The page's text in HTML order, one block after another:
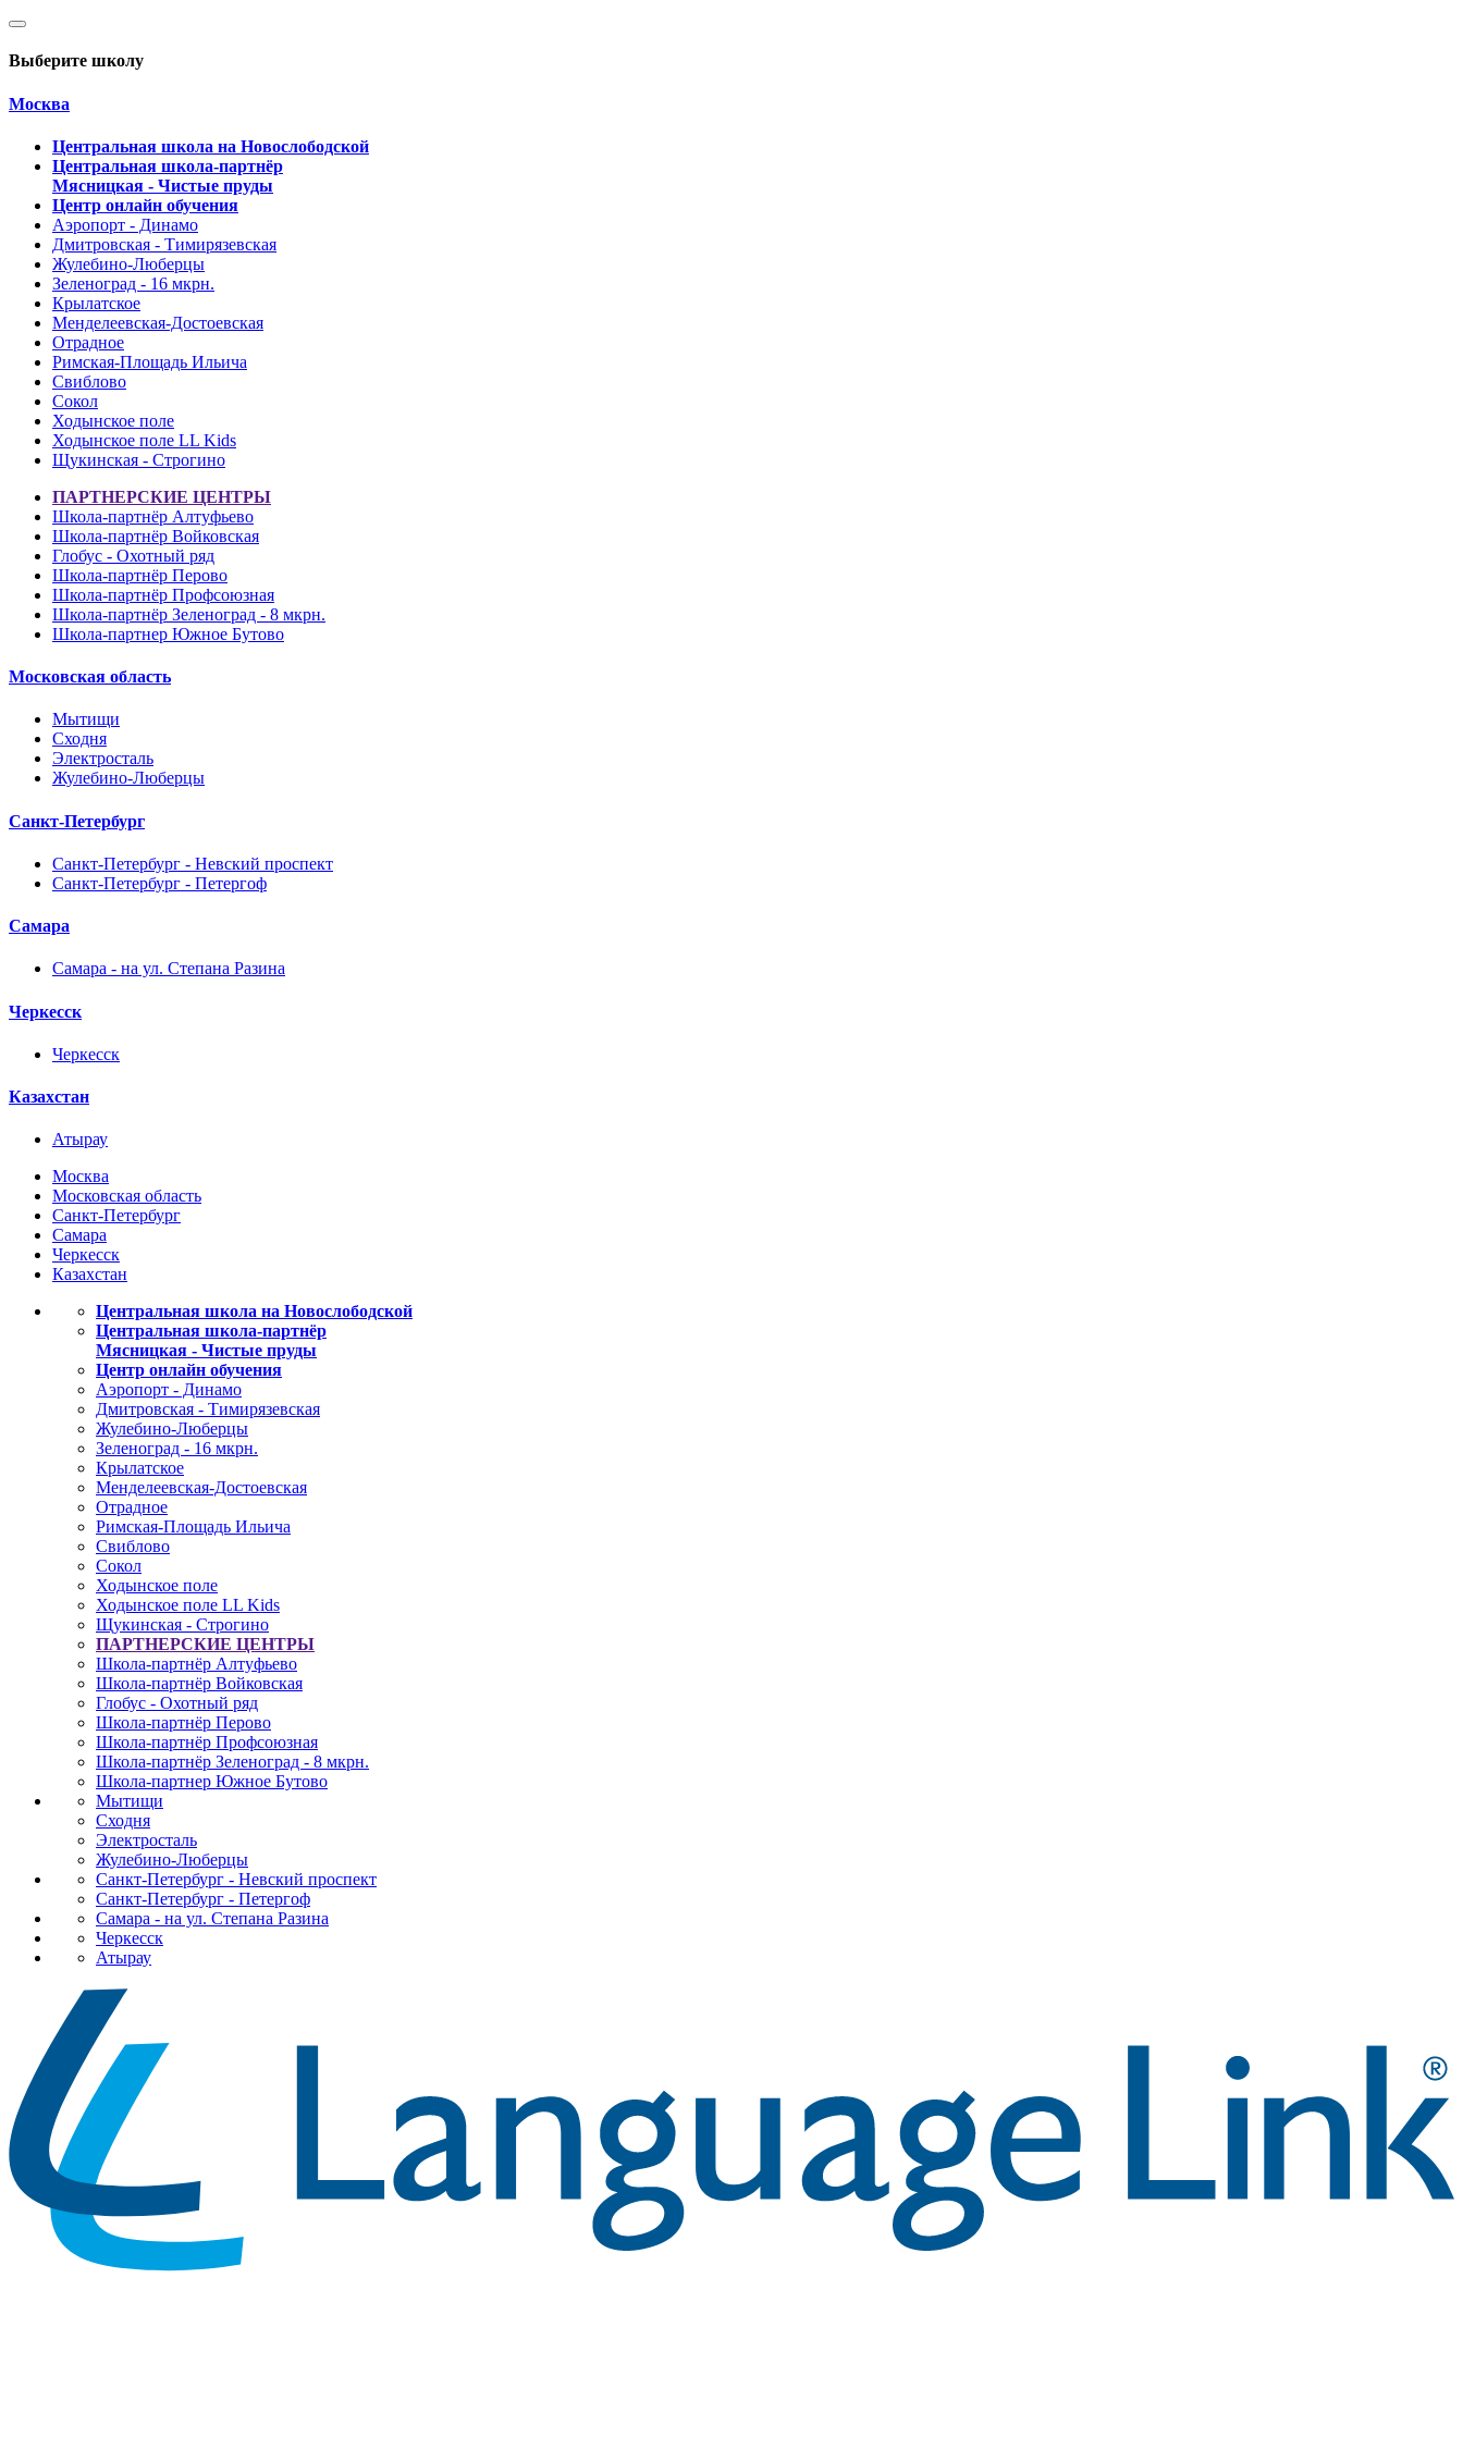
Выберите школу
Москва
Центральная школа на Новослободской
Центральная школа-партнёр
Мясницкая - Чистые пруды
Центр онлайн обучения
Аэропорт - Динамо
Дмитровская - Тимирязевская
Жулебино-Люберцы
Зеленоград - 16 мкрн.
Крылатское
Менделеевская-Достоевская
Отрадное
Римская-Площадь Ильича
Свиблово
Сокол
Ходынское поле
Ходынское поле LL Kids
Щукинская - Строгино
ПАРТНЕРСКИЕ ЦЕНТРЫ
Школа-партнёр Алтуфьево
Школа-партнёр Войковская
Глобус - Охотный ряд
Школа-партнёр Перово
Школа-партнёр Профсоюзная
Школа-партнёр Зеленоград - 8 мкрн.
Школа-партнер Южное Бутово
Московская область
Мытищи
Сходня
Электросталь
Жулебино-Люберцы
Санкт-Петербург
Санкт-Петербург - Невский проспект
Санкт-Петербург - Петергоф
Самара
Самара - на ул. Степана Разина
Черкесск
Черкесск
Казахстан
Атырау
Москва
Московская область
Санкт-Петербург
Самара
Черкесск
Казахстан
Центральная школа на Новослободской
Центральная школа-партнёр
Мясницкая - Чистые пруды
Центр онлайн обучения
Аэропорт - Динамо
Дмитровская - Тимирязевская
Жулебино-Люберцы
Зеленоград - 16 мкрн.
Крылатское
Менделеевская-Достоевская
Отрадное
Римская-Площадь Ильича
Свиблово
Сокол
Ходынское поле
Ходынское поле LL Kids
Щукинская - Строгино
ПАРТНЕРСКИЕ ЦЕНТРЫ
Школа-партнёр Алтуфьево
Школа-партнёр Войковская
Глобус - Охотный ряд
Школа-партнёр Перово
Школа-партнёр Профсоюзная
Школа-партнёр Зеленоград - 8 мкрн.
Школа-партнер Южное Бутово
Мытищи
Сходня
Электросталь
Жулебино-Люберцы
Санкт-Петербург - Невский проспект
Санкт-Петербург - Петергоф
Самара - на ул. Степана Разина
Черкесск
Атырау